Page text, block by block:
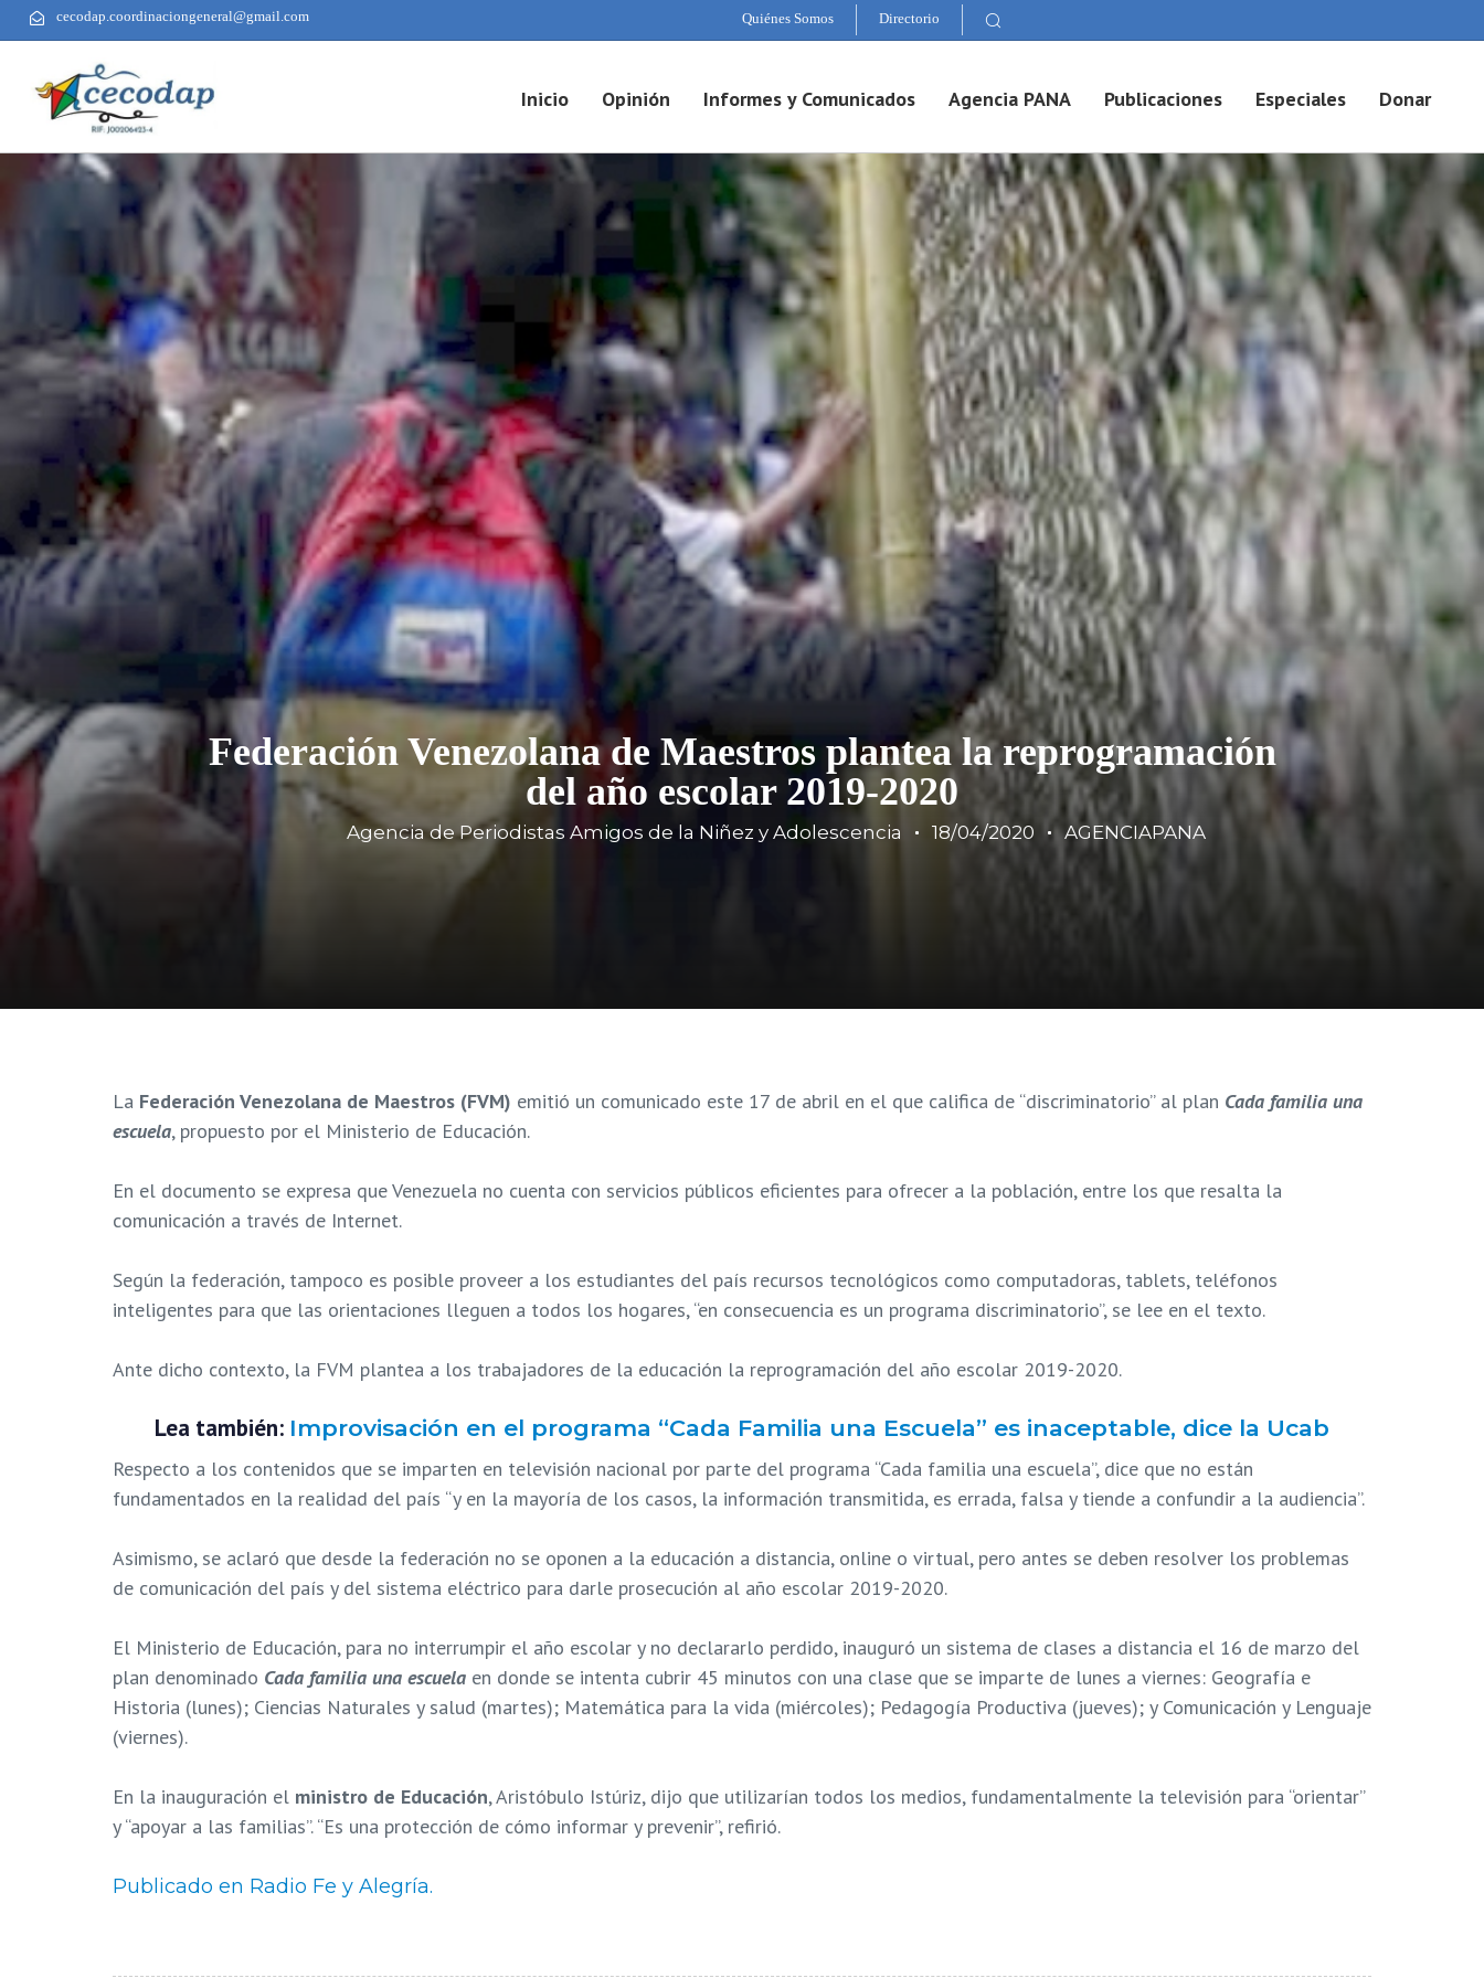
cecodap.coordinaciongeneral@gmail.com Quiénes Somos Directorio
Inicio Opinión Informes y Comunicados Agencia PANA Publicaciones Especiales Donar
Federación Venezolana de Maestros plantea la reprogramación
del año escolar 2019-2020
AUTHOR
Agencia de Periodistas Amigos de la Niñez y Adolescencia
PUBLISHED
ON:
18/04/2020
PUBLISHED
IN:
AGENCIAPANA
La Federación Venezolana de Maestros (FVM) emitió un comunicado este 17 de abril en el que califica de “discriminatorio” al plan Cada familia una
escuela, propuesto por el Ministerio de Educación.
En el documento se expresa que Venezuela no cuenta con servicios públicos eficientes para ofrecer a la población, entre los que resalta la
comunicación a través de Internet.
Según la federación, tampoco es posible proveer a los estudiantes del país recursos tecnológicos como computadoras, tablets, teléfonos
inteligentes para que las orientaciones lleguen a todos los hogares, “en consecuencia es un programa discriminatorio”, se lee en el texto.
Ante dicho contexto, la FVM plantea a los trabajadores de la educación la reprogramación del año escolar 2019-2020.
Lea también: Improvisación en el programa “Cada Familia una Escuela” es inaceptable, dice la Ucab
Respecto a los contenidos que se imparten en televisión nacional por parte del programa “Cada familia una escuela”, dice que no están
fundamentados en la realidad del país “y en la mayoría de los casos, la información transmitida, es errada, falsa y tiende a confundir a la audiencia”.
Asimismo, se aclaró que desde la federación no se oponen a la educación a distancia, online o virtual, pero antes se deben resolver los problemas
de comunicación del país y del sistema eléctrico para darle prosecución al año escolar 2019-2020.
El Ministerio de Educación, para no interrumpir el año escolar y no declararlo perdido, inauguró un sistema de clases a distancia el 16 de marzo del
plan denominado Cada familia una escuela en donde se intenta cubrir 45 minutos con una clase que se imparte de lunes a viernes: Geografía e
Historia (lunes); Ciencias Naturales y salud (martes); Matemática para la vida (miércoles); Pedagogía Productiva (jueves); y Comunicación y Lenguaje
(viernes).
En la inauguración el ministro de Educación, Aristóbulo Istúriz, dijo que utilizarían todos los medios, fundamentalmente la televisión para “orientar”
y “apoyar a las familias”. “Es una protección de cómo informar y prevenir”, refirió.
Publicado en Radio Fe y Alegría.